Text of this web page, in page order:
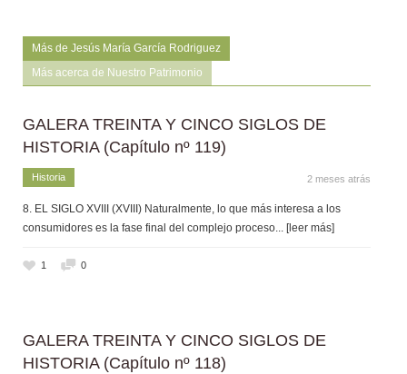
Más de Jesús María García Rodriguez
Más acerca de Nuestro Patrimonio
GALERA TREINTA Y CINCO SIGLOS DE
HISTORIA (Capítulo nº 119)
Historia 2 meses atrás
8. EL SIGLO XVIII (XVIII) Naturalmente, lo que más interesa a los
consumidores es la fase final del complejo proceso... [leer más]
1 0
GALERA TREINTA Y CINCO SIGLOS DE
HISTORIA (Capítulo nº 118)